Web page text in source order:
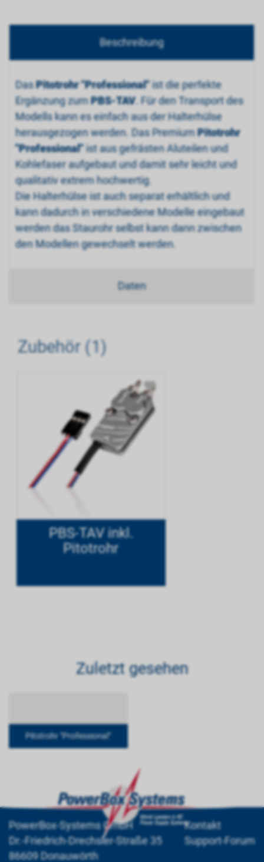
Beschreibung
DasPitotrohr "Professional"ist die perfekte
Ergänzung zumPBS-TAV. Für den Transport des
Modells kann es einfach aus der Halterhülse
herausgezogen werden. Das PremiumPitotrohr
"Professional"ist aus gefrästen Aluteilen und
Kohlefaser aufgebaut und damit sehr leicht und
qualitativ extrem hochwertig.
Die Halterhülse ist auch separat erhältlich und
kann dadurch in verschiedene Modelle eingebaut
werden das Staurohr selbst kann dann zwischen
den Modellen gewechselt werden.
Daten
Zubehör (1)
PBS-TAV inkl.
Pitotrohr
Zuletzt gesehen
Pitotrohr "Professional"
PowerBox-Systems GmbH
Dr.-Friedrich-Drechsler-Straße 35
86609 Donauwörth
Kontakt
Support-Forum